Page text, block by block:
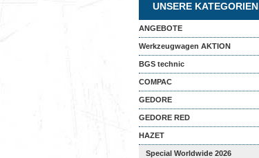
UNSERE KATEGORIEN
ANGEBOTE
Werkzeugwagen AKTION
BGS technic
COMPAC
GEDORE
GEDORE RED
HAZET
Special Worldwide 2026